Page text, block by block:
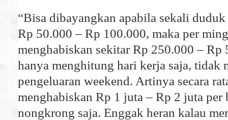
“Bisa dibayangkan apabila sekali
Rp 50.000 – Rp 100.000, maka per
menghabiskan sekitar Rp 250.000 – Rp
hanya menghitung hari kerja saja, tidak
pengeluaran weekend. Artinya secara
menghabiskan Rp 1 juta – Rp 2 juta per
nongkrong saja. Enggak heran kalau